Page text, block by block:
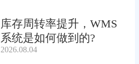
库存周转率提升，WMS
系统是如何做到的?
2026.08.04